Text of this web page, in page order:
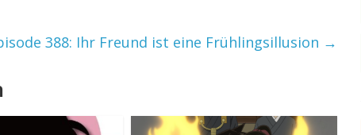
388: Ihr Freund ist eine Frühlingsillusion →